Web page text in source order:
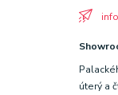
úterý a